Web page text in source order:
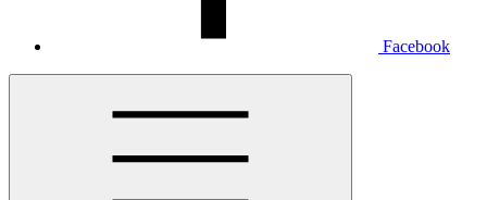
Facebook